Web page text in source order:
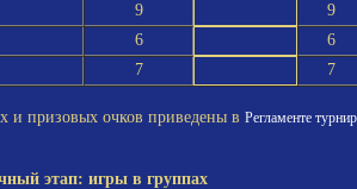
9 9
6 6
7 7
и призовых очков приведены в Регламенте
этап: игры в группах